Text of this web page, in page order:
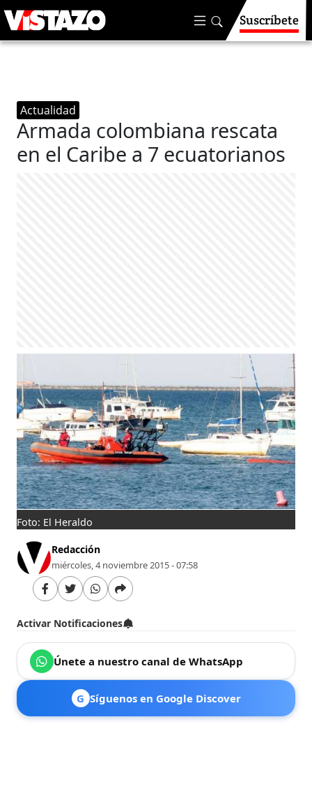
Suscríbete
Actualidad
Armada colombiana rescata
en el Caribe a 7 ecuatorianos
Foto: El Heraldo
Redacción
miércoles, 4 noviembre 2015 - 07:58
Activar Notificaciones
Únete a nuestro canal de WhatsApp
G Síguenos en Google Discover